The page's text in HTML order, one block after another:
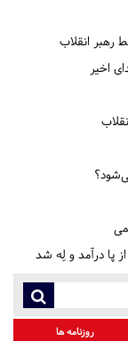
رهبر انقلاب
اخیر
پا درآمد و لِه شد
روزنامه ها